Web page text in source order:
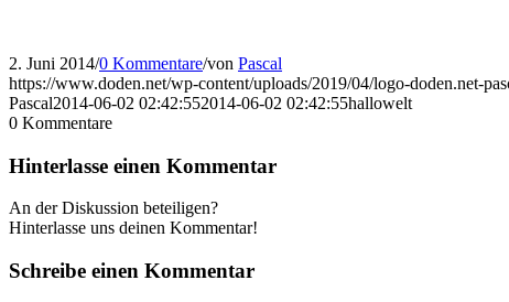
2. Juni 2014/0 Kommentare/von Pascal
https://www.doden.net/wp-content/uploads/2019/04/logo-doden.net-
Pascal2014-06-02 02:42:552014-06-02 02:42:55hallowelt
0 Kommentare
Hinterlasse einen Kommentar
An der Diskussion beteiligen?
Hinterlasse uns deinen Kommentar!
Schreibe einen Kommentar